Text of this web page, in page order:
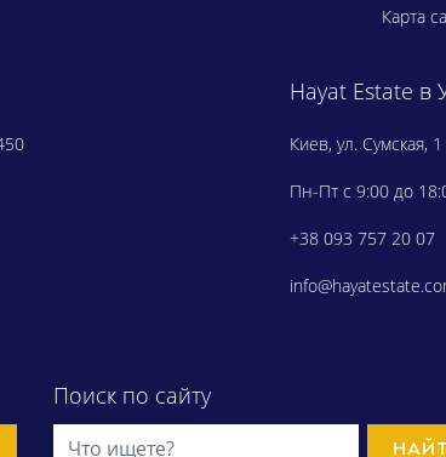
Карта
Hayat Estate в
Киев, ул. Сумская,
Пн-Пт с 9:00 до
+38 093 757 20 07
Поиск по сайту